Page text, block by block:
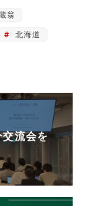
翁
北海道
流会を